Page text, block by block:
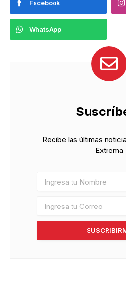
Facebook
WhatsApp
Recibe las últimas
Extrema